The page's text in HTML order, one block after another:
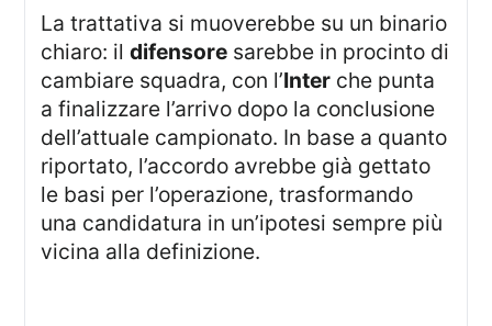
La trattativa si muoverebbe su un binario
chiaro: ildifensore sarebbe in procinto di
cambiare squadra, con l’Inter che punta
a finalizzare l’arrivo dopo la conclusione
dell’attuale campionato. In base a quanto
riportato, l’accordo avrebbe già gettato
le basi per l’operazione, trasformando
una candidatura in un’ipotesi sempre più
vicina alla definizione.